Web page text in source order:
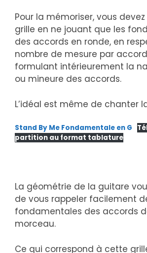
Pour la mémoriser, vous
grille en ne jouant que les
des accords en ronde, en
nombre de mesure par
formulant intérieurement la
ou mineure des accords.
L’idéal est même de chanter
Stand By Me Fondamentale en G
partition au format tablature
La géométrie de la guitare
de vous rappeler facilement
fondamentales des accords
morceau.
Ce qui correspond à cette